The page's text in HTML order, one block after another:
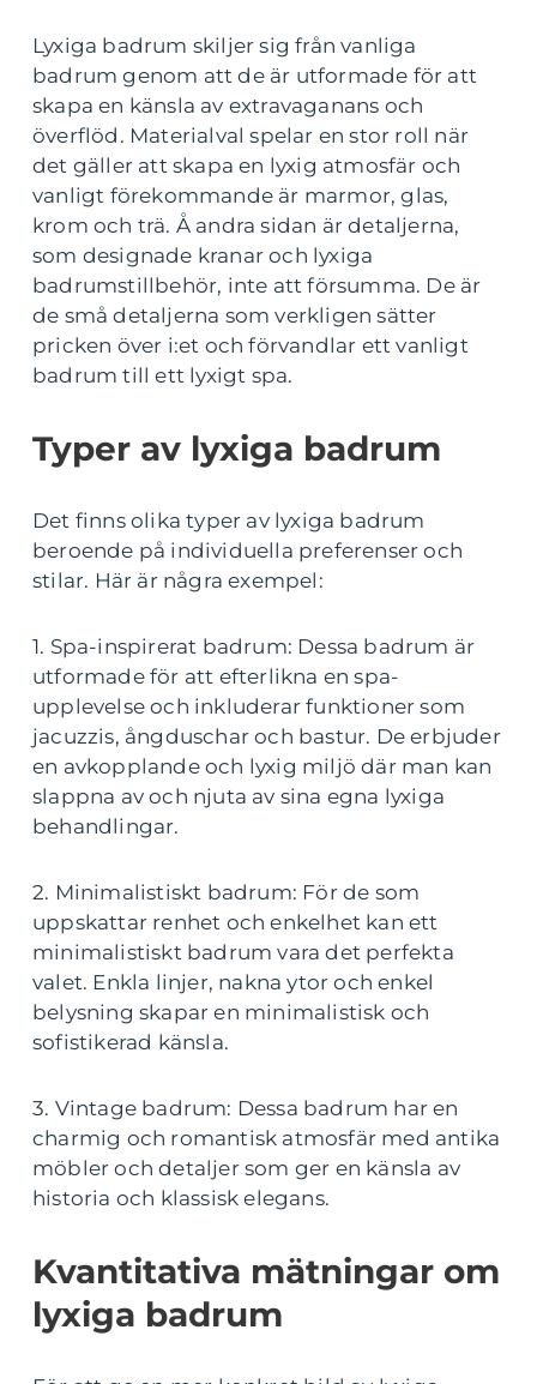
Lyxiga badrum skiljer sig från vanliga
badrum genom att de är utformade för att
skapa en känsla av extravaganans och
överflöd. Materialval spelar en stor roll när
det gäller att skapa en lyxig atmosfär och
vanligt förekommande är marmor, glas,
krom och trä. Å andra sidan är detaljerna,
som designade kranar och lyxiga
badrumstillbehör, inte att försumma. De är
de små detaljerna som verkligen sätter
pricken över i:et och förvandlar ett vanligt
badrum till ett lyxigt spa.
Typer av lyxiga badrum
Det finns olika typer av lyxiga badrum
beroende på individuella preferenser och
stilar. Här är några exempel:
1. Spa-inspirerat badrum: Dessa badrum är
utformade för att efterlikna en spa-
upplevelse och inkluderar funktioner som
jacuzzis, ångduschar och bastur. De erbjuder
en avkopplande och lyxig miljö där man kan
slappna av och njuta av sina egna lyxiga
behandlingar.
2. Minimalistiskt badrum: För de som
uppskattar renhet och enkelhet kan ett
minimalistiskt badrum vara det perfekta
valet. Enkla linjer, nakna ytor och enkel
belysning skapar en minimalistisk och
sofistikerad känsla.
3. Vintage badrum: Dessa badrum har en
charmig och romantisk atmosfär med antika
möbler och detaljer som ger en känsla av
historia och klassisk elegans.
Kvantitativa mätningar om
lyxiga badrum